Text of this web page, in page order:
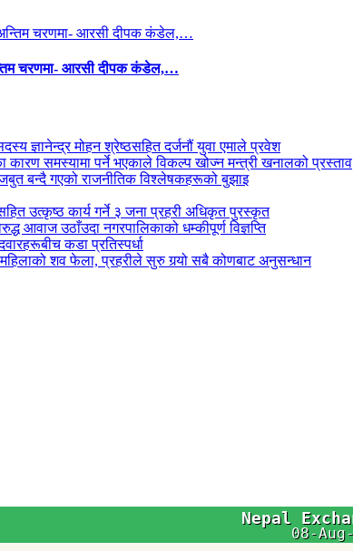
चरणमा- आरसी दीपक कंडेल,…
ज्ञानेन्द्र मोहन श्रेष्ठसहित दर्जनौं युवा एमाले प्रवेश
कारण समस्यामा पर्ने भएकाले विकल्प खोज्न मन्त्री खनालको प्रस्ताव
बन्दै गएको राजनीतिक विश्लेषकहरूको बुझाइ
उत्कृष्ठ कार्य गर्ने ३ जना प्रहरी अधिकृत पुरस्कृत
आवाज उठाँउदा नगरपालिकाको धम्कीपूर्ण विज्ञप्ति
कडा प्रतिस्पर्धा
महिलाको शव फेला, प्रहरीले सुरु गर्‍यो सबै कोणबाट अनुसन्धान